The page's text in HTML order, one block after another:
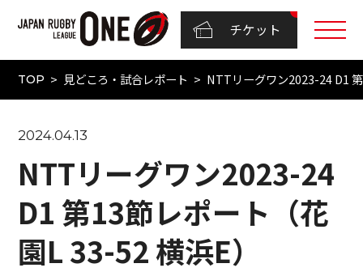
チケット
TOP 見どころ・試合レポート NTTリーグワン2023-24 D1
2024.04.13
NTTリーグワン2023-24
D1 第13節レポート（花
園L 33-52 横浜E）